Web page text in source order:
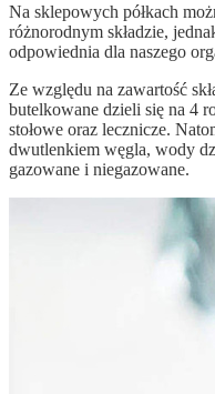
Na sklepowych półkach
różnorodnym składzie,
odpowiednia dla naszego
Ze względu na zawartość
butelkowane dzieli się na 4
stołowe oraz lecznicze.
dwutlenkiem węgla, wody
gazowane i niegazowane.